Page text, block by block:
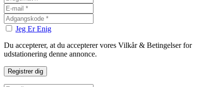
Jeg Er Enig
Du accepterer, at du accepterer vores Vilkår & Betingelser for
udstationering denne annonce.